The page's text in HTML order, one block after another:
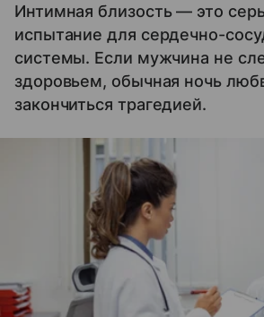
Интимная близость — это
испытание для сердечно-
системы. Если мужчина не
здоровьем, обычная ночь
закончиться трагедией.